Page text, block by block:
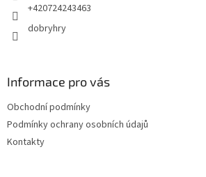
+420724243463
dobryhry
Informace pro vás
Obchodní podmínky
Podmínky ochrany osobních údajů
Kontakty